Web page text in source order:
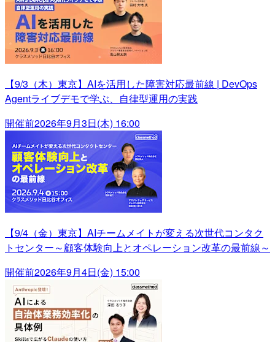
【9/3（木）東京】AIを活用した障害対応最前線 | DevOps
Agentライブデモで学ぶ、自律型運用の実践
開催前2026年9月3日(木) 16:00
【9/4（金）東京】AIチームメイトが変える次世代コンタク
トセンター～顧客体験向上とオペレーション改革の最前線～
開催前2026年9月4日(金) 15:00